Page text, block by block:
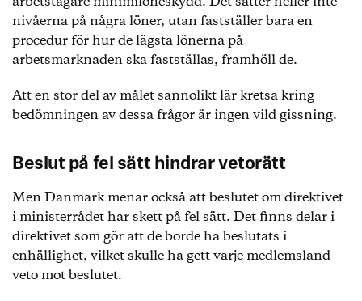
nivåerna på några löner, utan fastställer bara en
procedur för hur de lägsta lönerna på
arbetsmarknaden ska fastställas, framhöll de.
Att en stor del av målet sannolikt lär kretsa kring
bedömningen av dessa frågor är ingen vild gissning.
Beslut på fel sätt hindrar vetorätt
Men Danmark menar också att beslutet om direktivet
i ministerrådet har skett på fel sätt. Det finns delar i
direktivet som gör att de borde ha beslutats i
enhällighet, vilket skulle ha gett varje medlemsland
veto mot beslutet.